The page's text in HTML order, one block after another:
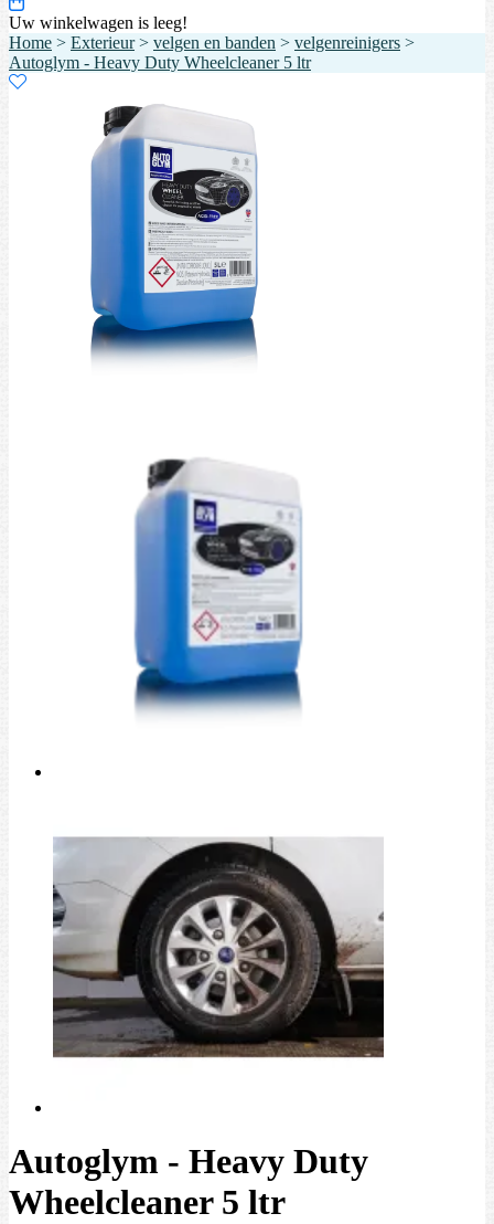
Uw winkelwagen is leeg!
Home > Exterieur> velgen en banden > velgenreinigers >
Autoglym - Heavy Duty Wheelcleaner 5 ltr
Autoglym - Heavy Duty
Wheelcleaner 5 ltr